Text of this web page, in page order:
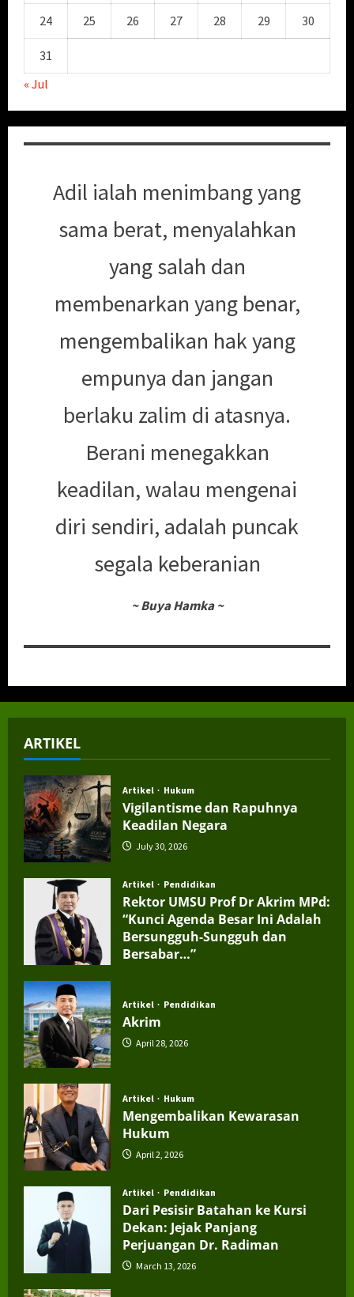
24 25 26 27 28 29 30
31
« Jul
Adil ialah menimbang yang
sama berat, menyalahkan
yang salah dan
membenarkan yang benar,
mengembalikan hak yang
empunya dan jangan
berlaku zalim di atasnya.
Berani menegakkan
keadilan, walau mengenai
diri sendiri, adalah puncak
segala keberanian
~ Buya Hamka ~
ARTIKEL
Artikel Hukum
Vigilantisme dan Rapuhnya
Keadilan Negara
July 30, 2026
Artikel Pendidikan
Rektor UMSU Prof Dr Akrim MPd:
“Kunci Agenda Besar Ini Adalah
Bersungguh-Sungguh dan
Bersabar…”
Artikel Pendidikan
Akrim
April 28, 2026
Artikel Hukum
Mengembalikan Kewarasan
Hukum
April 2, 2026
Artikel Pendidikan
Dari Pesisir Batahan ke Kursi
Dekan: Jejak Panjang
Perjuangan Dr. Radiman
March 13, 2026